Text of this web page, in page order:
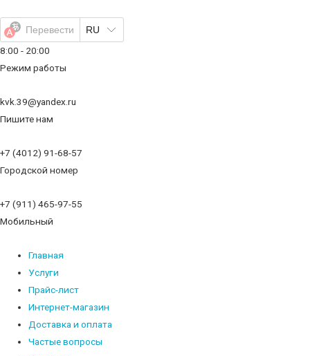
содержимому
Перевести
RU
8:00 - 20:00
Режим работы
kvk.39@yandex.ru
Пишите нам
+7 (4012) 91-68-57
Городской номер
+7 (911) 465-97-55
Мобильный
Главная
Услуги
Прайс-лист
Интернет-магазин
Доставка и оплата
Частые вопросы